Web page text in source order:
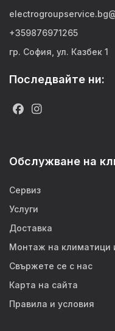
+359876971265
гр. София, ул. Казбек 1
Последвайте ни:
Обслужване на
Сервиз
Услуги
Доставка
Монтаж на климатици
Свържете се с нас
Карта на сайта
Правила и условия